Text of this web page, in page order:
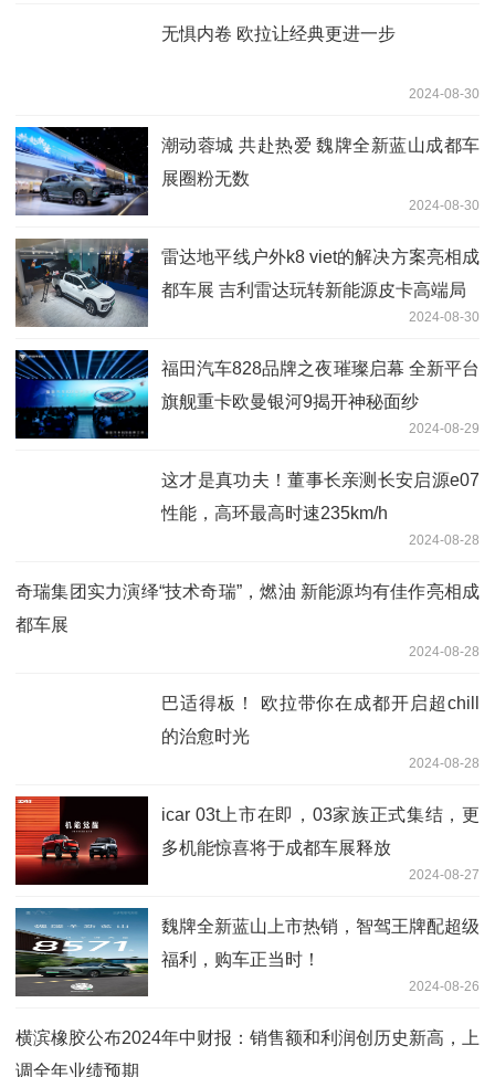
无惧内卷 欧拉让经典更进一步
2024-08-30
潮动蓉城 共赴热爱 魏牌全新蓝山成都车
展圈粉无数
2024-08-30
雷达地平线户外k8 viet的解决方案亮相成
都车展 吉利雷达玩转新能源皮卡高端局
2024-08-30
福田汽车828品牌之夜璀璨启幕 全新平台
旗舰重卡欧曼银河9揭开神秘面纱
2024-08-29
这才是真功夫！董事长亲测长安启源e07
性能，高环最高时速235km/h
2024-08-28
奇瑞集团实力演绎“技术奇瑞”，燃油 新能源均有佳作亮相成
都车展
2024-08-28
巴适得板！ 欧拉带你在成都开启超chill
的治愈时光
2024-08-28
icar 03t上市在即，03家族正式集结，更
多机能惊喜将于成都车展释放
2024-08-27
魏牌全新蓝山上市热销，智驾王牌配超级
福利，购车正当时！
2024-08-26
横滨橡胶公布2024年中财报：销售额和利润创历史新高，上
调全年业绩预期